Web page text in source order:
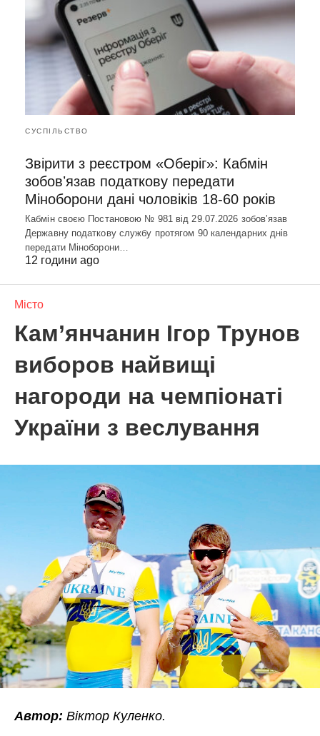
СУСПІЛЬСТВО
Звірити з реєстром «Оберіг»: Кабмін
зобовʼязав податкову передати
Міноборони дані чоловіків 18-60 років
Кабмін своєю Постановою № 981 від 29.07.2026 зобовʼязав
Державну податкову службу протягом 90 календарних днів
передати Міноборони…
12 години ago